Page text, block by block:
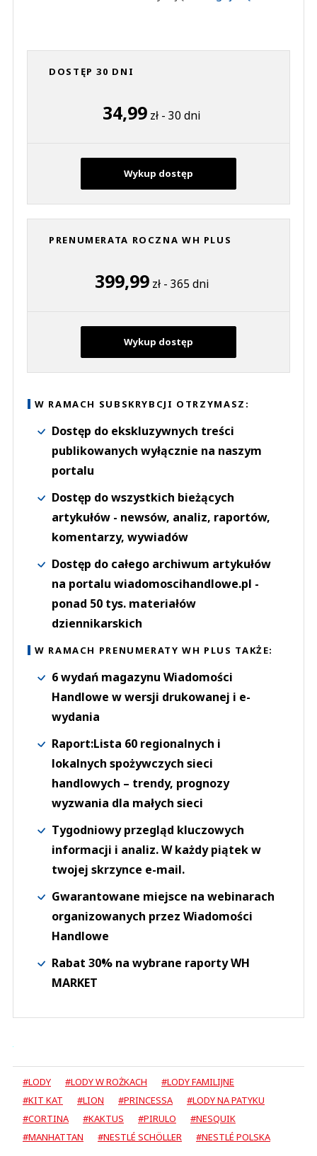
DOSTĘP 30 DNI
34,99 zł - 30 dni
Wykup dostęp
PRENUMERATA ROCZNA WH PLUS
399,99zł - 365 dni
Wykup dostęp
W RAMACH SUBSKRYBCJI OTRZYMASZ:
Dostęp do ekskluzywnych treści
publikowanych wyłącznie na naszym
portalu
Dostęp do wszystkich bieżących
artykułów - newsów, analiz, raportów,
komentarzy, wywiadów
Dostęp do całego archiwum artykułów
na portalu wiadomoscihandlowe.pl -
ponad 50 tys. materiałów
dziennikarskich
W RAMACH PRENUMERATY WH PLUS TAKŻE:
6 wydań magazynu Wiadomości
Handlowe w wersji drukowanej i e-
wydania
Raport:Lista 60 regionalnych i
lokalnych spożywczych sieci
handlowych – trendy, prognozy
wyzwania dla małych sieci
Tygodniowy przegląd kluczowych
informacji i analiz. W każdy piątek w
twojej skrzynce e-mail.
Gwarantowane miejsce na webinarach
organizowanych przez Wiadomości
Handlowe
Rabat 30% na wybrane raporty WH
MARKET
#LODY #LODY W ROŻKACH
#LODY FAMILIJNE
#KIT KAT
#LION #PRINCESSA
#LODY NA PATYKU
#CORTINA
#KAKTUS #PIRULO
#NESQUIK
#MANHATTAN
#NESTLÉ SCHÖLLER #NESTLÉ POLSKA